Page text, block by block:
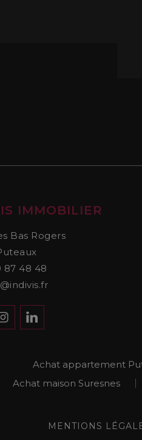
IMMOBILIER
Bas Rogers
87 48 48
Achat appartement
Achat maison Suresnes
MENTIONS